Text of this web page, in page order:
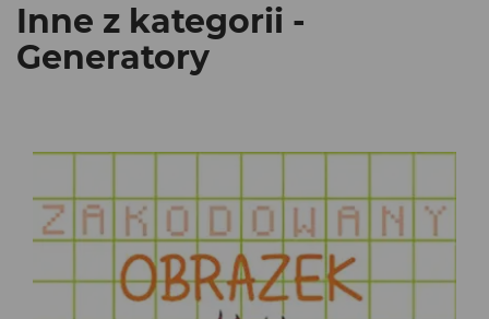
Inne z kategorii -
Generatory